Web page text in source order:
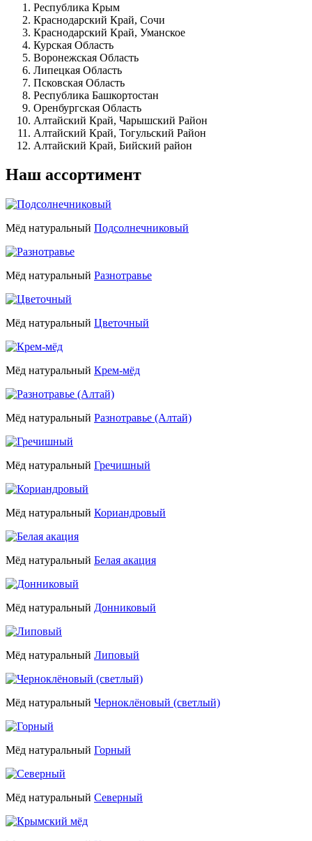
Республика Крым
Краснодарский Край, Сочи
Краснодарский Край, Уманское
Курская Область
Воронежская Область
Липецкая Область
Псковская Область
Республика Башкортостан
Оренбургская Область
Алтайский Край, Чарышский Район
Алтайский Край, Тогульский Район
Алтайский Край, Бийский район
Наш ассортимент
Мёд натуральный Подсолнечниковый
Мёд натуральный Разнотравье
Мёд натуральный Цветочный
Мёд натуральный Крем-мёд
Мёд натуральный Разнотравье (Алтай)
Мёд натуральный Гречишный
Мёд натуральный Кориандровый
Мёд натуральный Белая акация
Мёд натуральный Донниковый
Мёд натуральный Липовый
Мёд натуральный Черноклёновый (светлый)
Мёд натуральный Горный
Мёд натуральный Северный